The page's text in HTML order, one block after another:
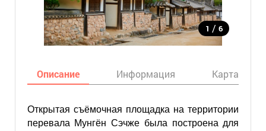
1 / 6
Описание Информация Карта
Открытая съёмочная площадка на территории
перевала Мунгён Сэчже была построена для